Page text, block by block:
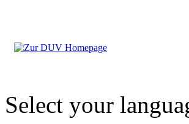
Select your